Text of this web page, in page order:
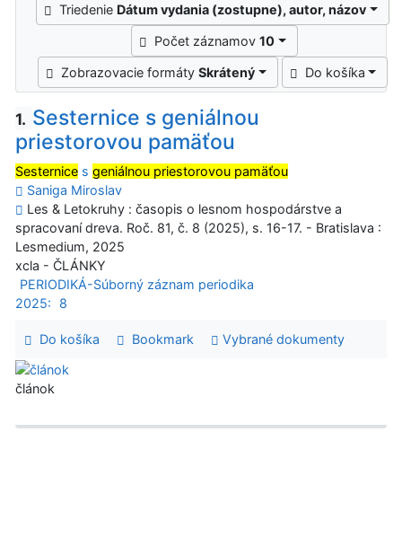
Triedenie Dátum vydania (zostupne), autor, názov
Počet záznamov10
Zobrazovacie formátySkrátený Do košíka
1. Sesternice s geniálnou
priestorovou pamäťou
Sesternice s geniálnou priestorovou pamäťou
Saniga Miroslav
Les & Letokruhy : časopis o lesnom hospodárstve a
spracovaní dreva. Roč. 81, č. 8 (2025), s. 16-17. - Bratislava :
Lesmedium, 2025
xcla - ČLÁNKY
PERIODIKÁ-Súborný záznam periodika
2025:
8
Do košíka Bookmark Vybrané dokumenty
článok